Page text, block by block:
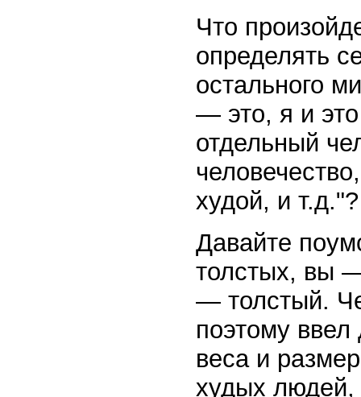
Что
определять
остального
— это, я и
отдельный
худой, и т.д."?
Давайте
толстых, вы
— толстый.
поэтому
веса и
худых людей,